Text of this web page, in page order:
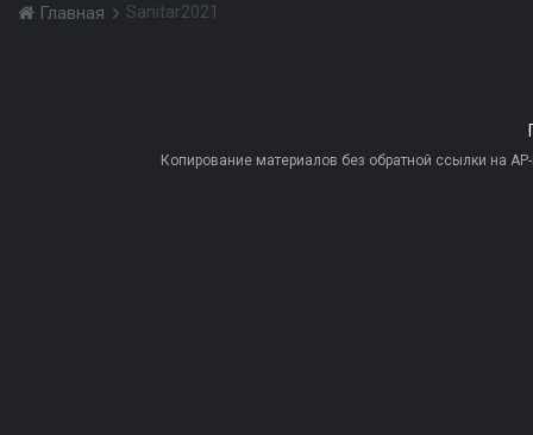
Главная Sanitar2021
Копирование материалов без обратной ссылки на